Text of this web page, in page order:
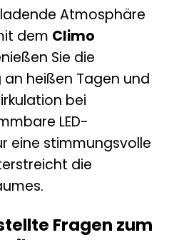
Atmosphäre
dem Climo
Sie die
heißen Tagen und
bei
LED-
eine stimmungsvolle
die
Fragen zum